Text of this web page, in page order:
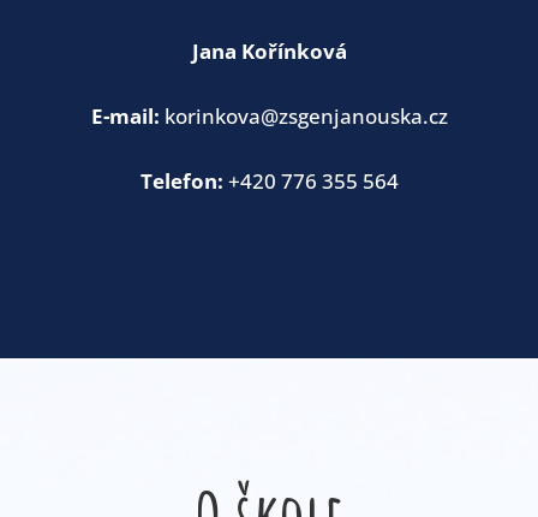
Jana Kořínková
E-mail: korinkova@zsgenjanouska.cz
Telefon: +420 776 355 564